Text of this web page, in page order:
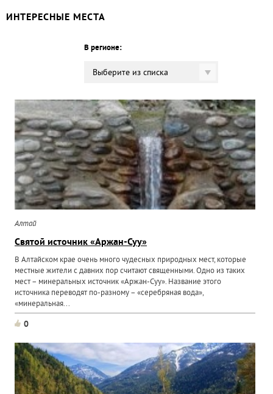
ИНТЕРЕСНЫЕ МЕСТА
В регионе:
Выберите из списка
Алтай
Святой источник «Аржан-Суу»
В Алтайском крае очень много чудесных природных мест, которые
местные жители с давних пор считают священными. Одно из таких
мест – минеральных источник «Аржан-Суу». Название этого
источника переводят по-разному – «серебряная вода»,
«минеральная...
0